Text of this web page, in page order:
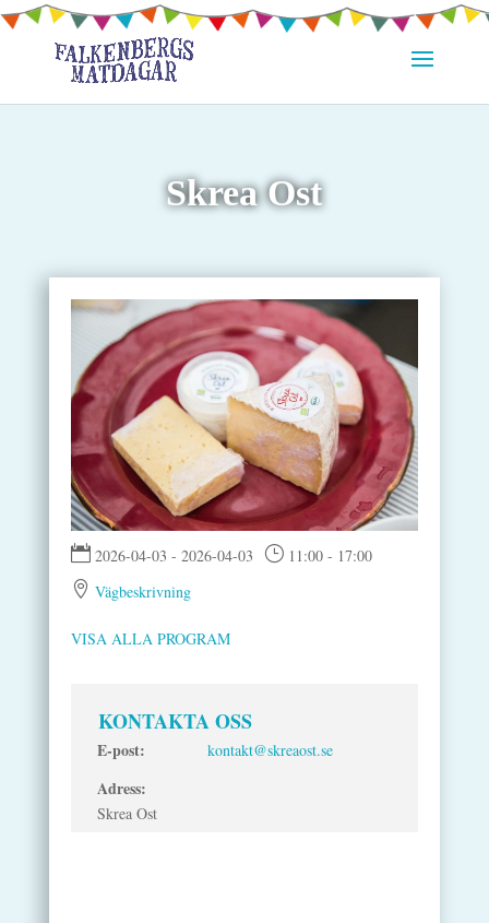
Skrea Ost
 2026-04-03 - 2026-04-03 }11:00 - 17:00
 Vägbeskrivning
VISA ALLA PROGRAM
KONTAKTA OSS
E-post: kontakt@skreaost.se
Adress:
Skrea Ost